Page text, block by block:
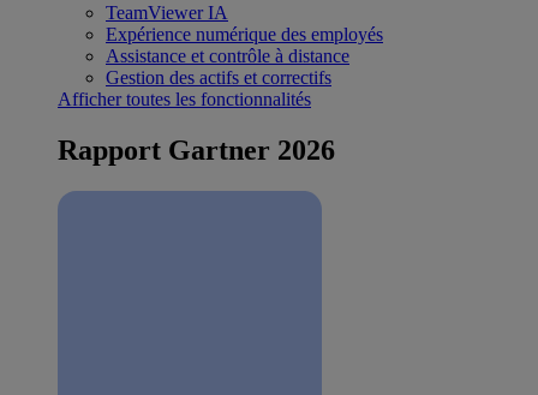
TeamViewer IA
Expérience numérique des employés
Assistance et contrôle à distance
Gestion des actifs et correctifs
Afficher toutes les fonctionnalités
Rapport Gartner 2026